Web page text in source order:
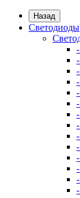
Назад
Светодиоды